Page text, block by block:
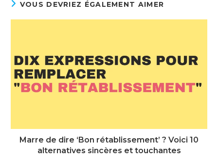
VOUS DEVRIEZ ÉGALEMENT AIMER
Marre de dire ‘Bon rétablissement’ ? Voici 10
alternatives sincères et touchantes